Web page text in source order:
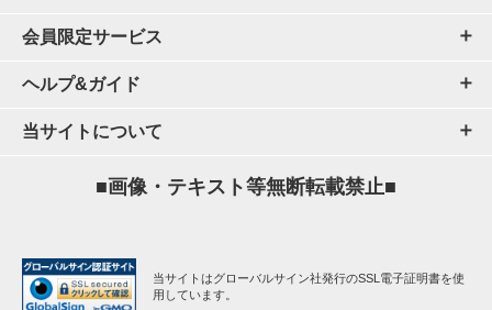
会員限定サービス
ヘルプ&ガイド
当サイトについて
■画像・テキスト等無断転載禁止■
当サイトはグローバルサイン社発行のSSL電子証明書を使
用しています。